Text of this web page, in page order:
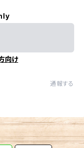
向け
通報する